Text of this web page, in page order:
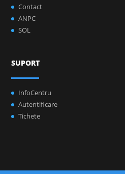
Contact
ANPC
SOL
SUPORT
InfoCentru
Autentificare
Tichete